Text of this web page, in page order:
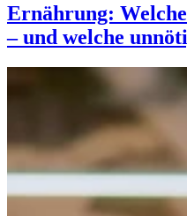
Ernährung:
– und welche